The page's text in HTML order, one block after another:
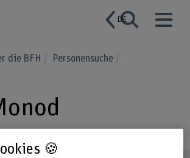
DE
die BFH Personensuche
🍪